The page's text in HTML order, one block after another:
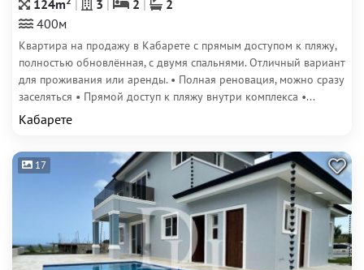
124m 3 2
2
400м
Квартира на продажу в Кабарете с прямым доступом к пляжу,
полностью обновлённая, с двумя спальнями. Отличный вариант
для проживания или аренды. • Полная реновация, можно сразу
заселяться • Прямой доступ к пляжу внутри комплекса •...
Кабарете
17